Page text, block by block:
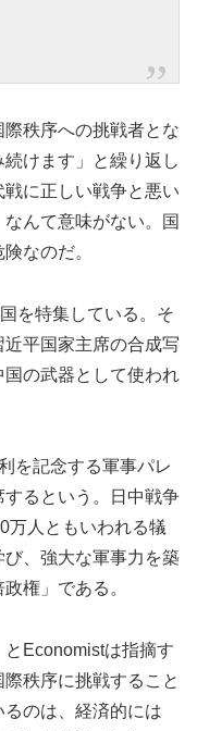
秩序への挑戦者とな
けます」と繰り返し
に正しい戦争と悪い
んて意味がない。国
なのだ。
を特集している。そ
平国家主席の合成写
の武器として使われ
を記念する軍事パレ
るという。日中戦争
万人ともいわれる犠
、強大な軍事力を築
権」である。
Economistは指摘す
秩序に挑戦すること
のは、経済的には